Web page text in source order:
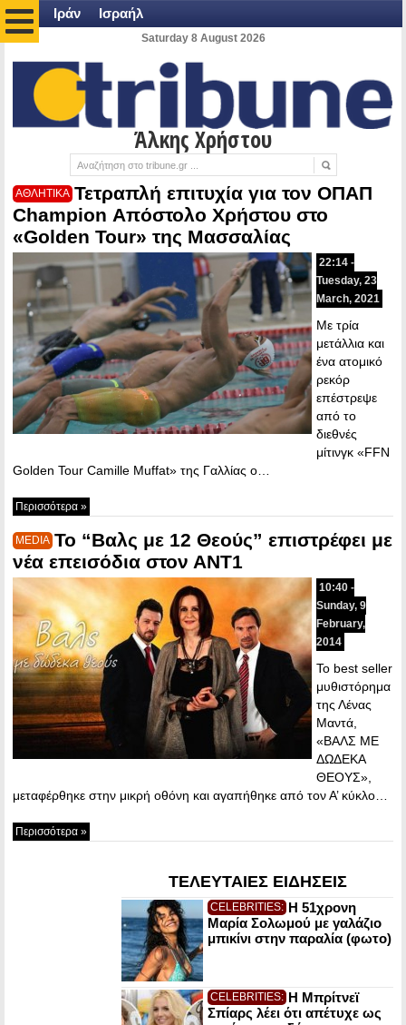
Ιράν Ισραήλ
Saturday 8 August 2026
Άλκης Χρήστου
ΑΘΛΗΤΙΚΑ Τετραπλή επιτυχία για τον ΟΠΑΠ
Champion Απόστολο Χρήστου στο
«Golden Tour» της Μασσαλίας
22:14 -
Tuesday, 23
March, 2021
Με τρία
μετάλλια και
ένα ατομικό
ρεκόρ
επέστρεψε
από το
διεθνές
μίτινγκ «FFN
Golden Tour Camille Muffat» της Γαλλίας ο…
Περισσότερα »
MEDIA To “Βαλς με 12 Θεούς” επιστρέφει με
νέα επεισόδια στον ΑΝΤ1
10:40 -
Sunday, 9
February,
2014
Το best seller
μυθιστόρημα
της Λένας
Μαντά,
«ΒΑΛΣ ΜΕ
ΔΩΔΕΚΑ
ΘΕΟΥΣ»,
μεταφέρθηκε στην μικρή οθόνη και αγαπήθηκε από τον Α’ κύκλο…
Περισσότερα »
ΤΕΛΕΥΤΑΙΕΣ ΕΙΔΗΣΕΙΣ
CELEBRITIES: Η 51χρονη
Μαρία Σολωμού με γαλάζιο
μπικίνι στην παραλία (φωτο)
CELEBRITIES: Η Μπρίτνεϊ
Σπίαρς λέει ότι απέτυχε ως